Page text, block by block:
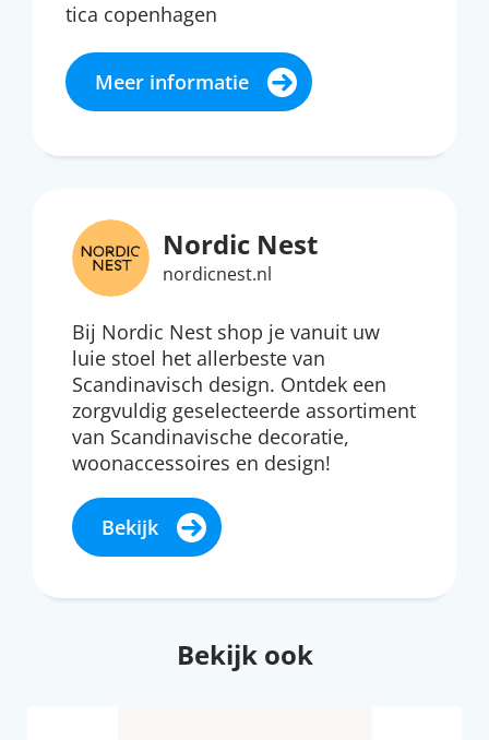
tica copenhagen
Meer informatie
Nordic Nest
nordicnest.nl
Bij Nordic Nest shop je vanuit uw
luie stoel het allerbeste van
Scandinavisch design. Ontdek een
zorgvuldig geselecteerde assortiment
van Scandinavische decoratie,
woonaccessoires en design!
Bekijk
Bekijk ook